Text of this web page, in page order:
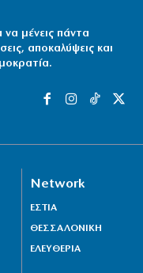
μένεις πάντα
αποκαλύψεις και
Network
ΕΣΤΙΑ
ΘΕΣΣΑΛΟΝΙΚΗ
ΕΛΕΥΘΕΡΙΑ